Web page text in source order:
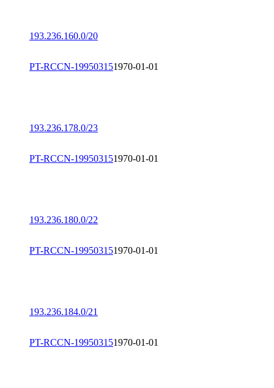
193.236.160.0/20
PT-RCCN-199503151970-01-01
193.236.178.0/23
PT-RCCN-199503151970-01-01
193.236.180.0/22
PT-RCCN-199503151970-01-01
193.236.184.0/21
PT-RCCN-199503151970-01-01